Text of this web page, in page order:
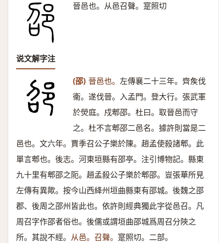
晉邑也。从邑召聲。寔照切
说文解字注
(邵) 晉邑也。 左傳襄二十三年。齊矦伐
衞。遂伐晉。入孟門。登大行。張武軍
於熒庭。戍郫邵。杜曰。取晉邑而守
之。杜不言郫邵二邑名。據許則當是二
邑也。文六年。賈季召公子樂於陳。趙孟使殺諸郫。此
單言郫也。後志。河東垣縣有邵亭。注引博物記。縣東
九十里有郫邵之阨。趙孟殺公子樂於郫邵。豈張華所見
左傳有異歟。按今山西絳州垣曲縣東有邵城。後魏之邵
郡、後周之邵州皆此也。依許則經典獨此字從邑召。凡
周召字作邵者俗也。後儒或謂垣曲邵城爲周召分陜之
所。其說不經。 从邑。召聲。 寔照切。二部。